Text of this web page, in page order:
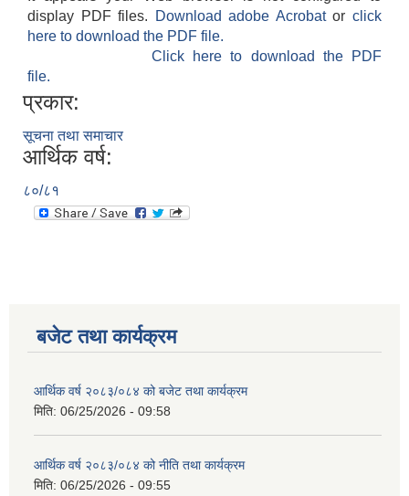
display PDF files.
Download adobe Acrobatorclick
here to download the PDF file.
Click here to download the PDF
file.
प्रकार:
सूचना तथा समाचार
आर्थिक वर्ष:
८०/८१
बजेट तथा कार्यक्रम
आर्थिक वर्ष २०८३/०८४ को बजेट तथा कार्यक्रम
मिति: 06/25/2026 - 09:58
आर्थिक वर्ष २०८३/०८४ को नीति तथा कार्यक्रम
मिति: 06/25/2026 - 09:55